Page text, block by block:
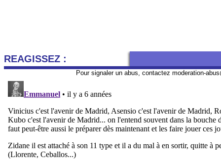
REAGISSEZ :
Pour signaler un abus, contactez moderation-